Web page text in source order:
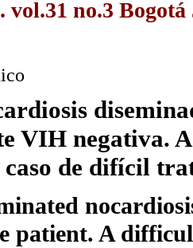
vol.31 no.3 Bogotá
VIH negativa.
caso de difícil
patient. A